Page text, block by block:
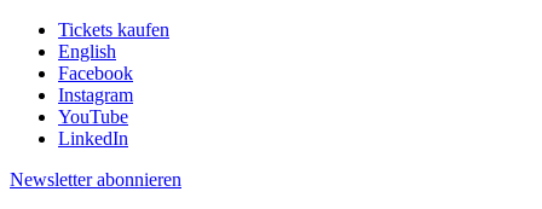
Tickets kaufen
English
Facebook
Instagram
YouTube
LinkedIn
Newsletter abonnieren